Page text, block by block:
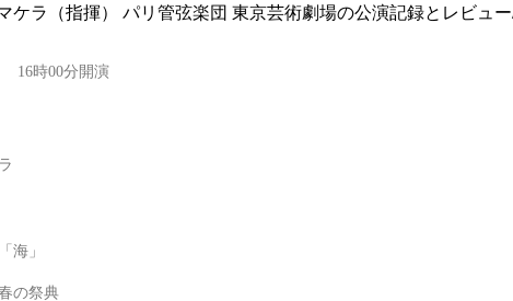
ケラ（指揮） パリ管弦楽団 東京芸術劇場の公演記録とレビュ
16時00分開演
海」
春の祭典